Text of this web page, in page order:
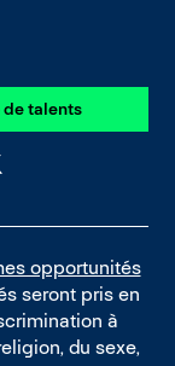
talents
opportunités
seront pris en
à
du sexe,